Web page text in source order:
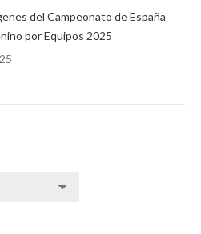
del Campeonato de España
por Equipos 2025